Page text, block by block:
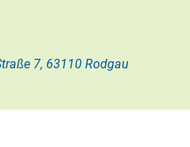
7, 63110 Rodgau